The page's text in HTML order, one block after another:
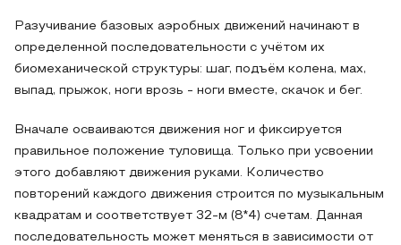
Разучивание базовых аэробных движений начинают в
определенной последовательности с учётом их
биомеханической структуры: шаг, подъём колена, мах,
выпад, прыжок, ноги врозь - ноги вместе, скачок и бег.
Вначале осваиваются движения ног и фиксируется
правильное положение туловища. Только при усвоении
этого добавляют движения руками. Количество
повторений каждого движения строится по музыкальным
квадратам и соответствует 32-м (8*4) счетам. Данная
последовательность может меняться в зависимости от